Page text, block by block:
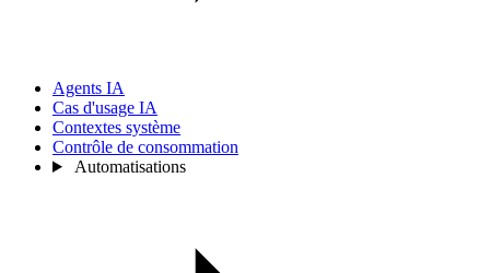
Agents IA
Cas d'usage IA
Contextes système
Contrôle de consommation
Automatisations